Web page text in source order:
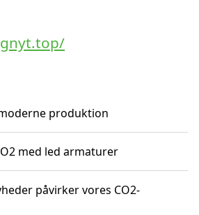
produktion
med led armaturer
påvirker vores CO2-